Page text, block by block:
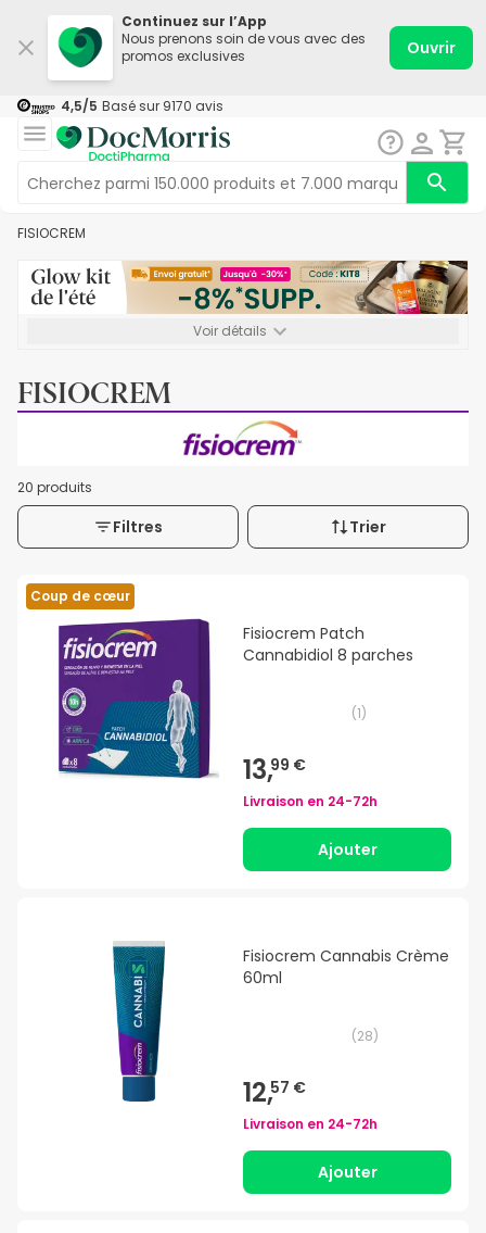
Continuez sur l’App
Nous prenons soin de vous avec des
promos exclusives
Ouvrir
4,5/5 Basé sur 9170 avis
FISIOCREM
Voir détails
FISIOCREM
20 produits
Filtres Trier
Coup de cœur
Fisiocrem Patch
Cannabidiol 8 parches
(1)
13,99 €
Livraison en 24-72h
Ajouter
Fisiocrem Cannabis Crème
60ml
(28)
12,57 €
Livraison en 24-72h
Ajouter